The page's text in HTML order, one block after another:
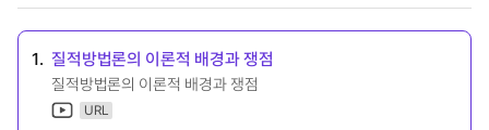
1. 질적방법론의 이론적 배경과 쟁점
질적방법론의 이론적 배경과 쟁점
URL